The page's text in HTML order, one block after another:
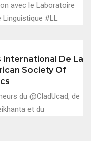
avec le Laboratoire
Linguistique #LL
International De La
Society Of
du @CladUcad, de
et du